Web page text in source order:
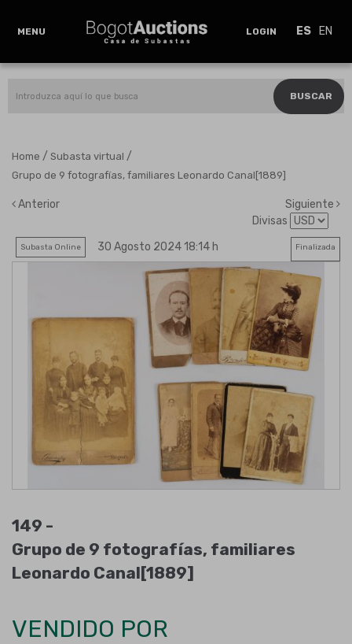
MENU LOGIN ES EN
BUSCAR
Home / Subasta virtual /
Grupo de 9 fotografías, familiares Leonardo Canal[1889]
Anterior
Siguiente
Divisas
Subasta Online 30 Agosto 2024 18:14 h Finalizada
149 -
Grupo de 9 fotografías, familiares
Leonardo Canal[1889]
VENDIDO POR